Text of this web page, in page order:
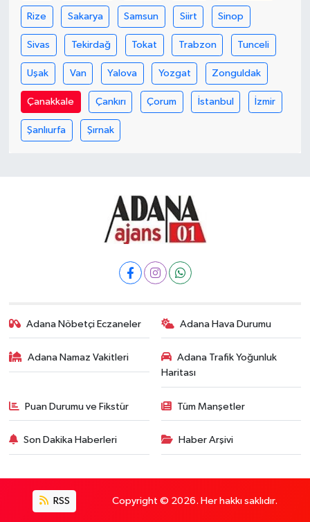
Rize Sakarya Samsun Siirt Sinop
Sivas Tekirdağ Tokat Trabzon Tunceli
Uşak Van Yalova Yozgat Zonguldak
Çanakkale Çankırı Çorum İstanbul İzmir
Şanlıurfa Şırnak
Adana Nöbetçi Eczaneler Adana Hava Durumu
Adana Namaz Vakitleri
Adana Trafik Yoğunluk
Haritası
Puan Durumu ve Fikstür Tüm Manşetler
Son Dakika Haberleri Haber Arşivi
RSS Copyright © 2026. Her hakkı saklıdır.